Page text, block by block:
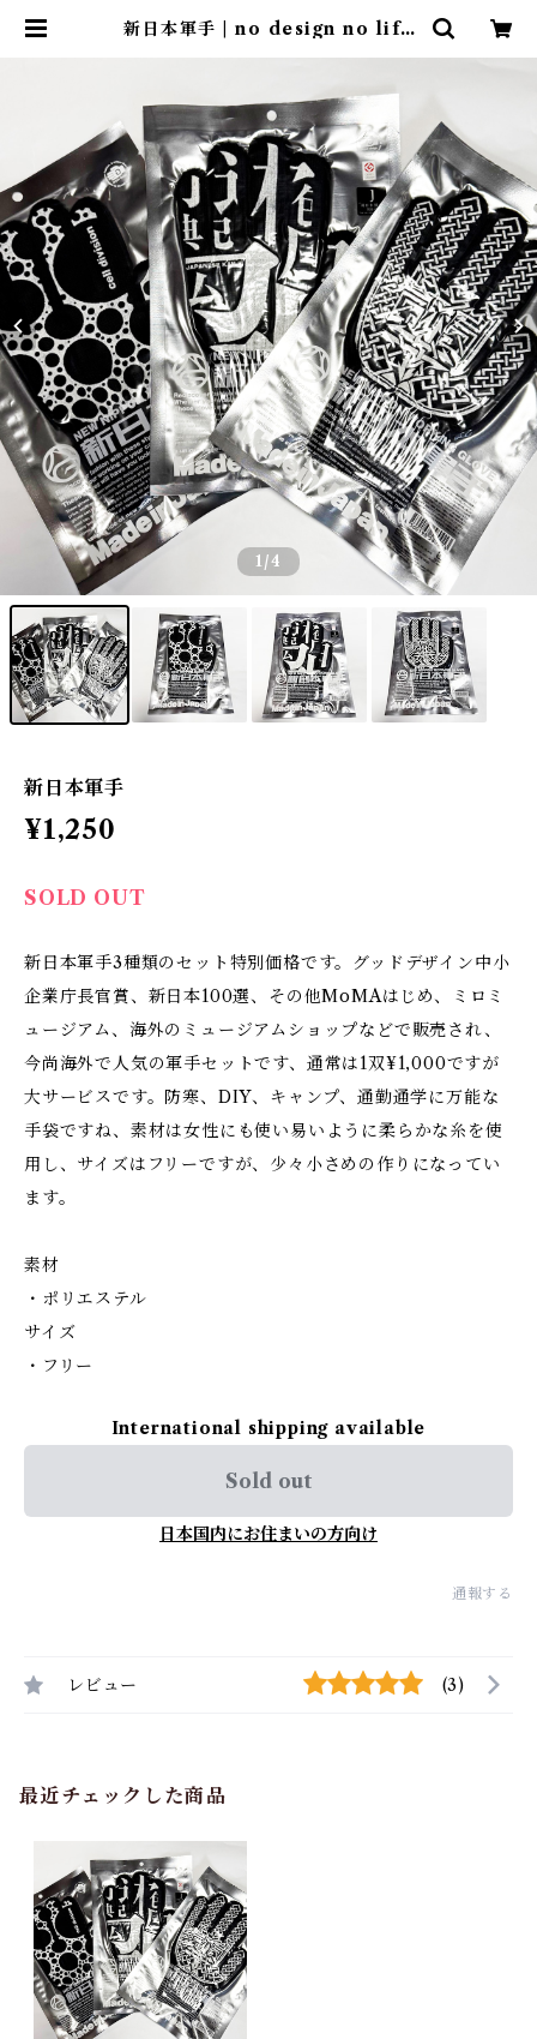
新日本軍手 | no design no life
1 /4
新日本軍手
¥1,250
SOLD OUT
新日本軍手3種類のセット特別価格です。グッドデザイン中小
企業庁長官賞、新日本100選、その他MoMAはじめ、ミロミ
ュージアム、海外のミュージアムショップなどで販売され、
今尚海外で人気の軍手セットです、通常は1双¥1,000ですが
大サービスです。防寒、DIY、キャンプ、通勤通学に万能な
手袋ですね、素材は女性にも使い易いように柔らかな糸を使
用し、サイズはフリーですが、少々小さめの作りになってい
ます。
素材
・ポリエステル
サイズ
・フリー
International shipping available
Sold out
日本国内にお住まいの方向け
通報する
レビュー (3)
最近チェックした商品